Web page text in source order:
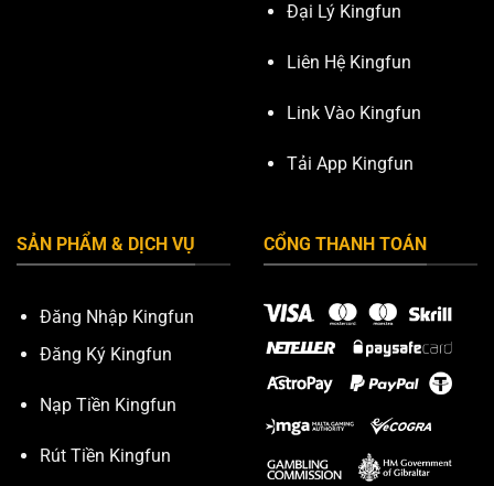
Đại Lý Kingfun
Liên Hệ Kingfun
Link Vào Kingfun
Tải App Kingfun
SẢN PHẨM & DỊCH VỤ
Đăng Nhập Kingfun
Đăng Ký Kingfun
Nạp Tiền Kingfun
Rút Tiền Kingfun
CỔNG THANH TOÁN